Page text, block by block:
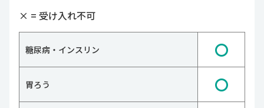
× = 受け入れ不可
糖尿病・インスリン 〇
胃ろう 〇